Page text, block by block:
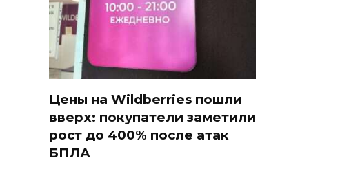
Цены на Wildberries пошли
вверх: покупатели заметили
рост до 400% после атак
БПЛА